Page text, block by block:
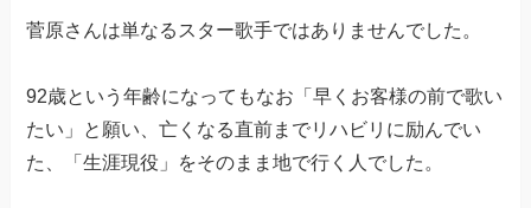
菅原さんは単なるスター歌手ではありませんでした。
92歳という年齢になってもなお「早くお客様の前で歌い
たい」と願い、亡くなる直前までリハビリに励んでい
た、「生涯現役」をそのまま地で行く人でした。